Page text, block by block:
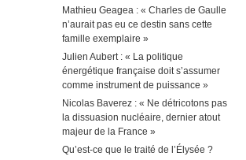
Mathieu Geagea : « Charles de Gaulle
n’aurait pas eu ce destin sans cette
famille exemplaire »
Julien Aubert : « La politique
énergétique française doit s’assumer
comme instrument de puissance »
Nicolas Baverez : « Ne détricotons pas
la dissuasion nucléaire, dernier atout
majeur de la France »
Qu’est-ce que le traité de l’Élysée ?